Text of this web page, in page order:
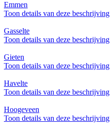
Emmen
Toon details van deze beschrijving
Gasselte
Toon details van deze beschrijving
Gieten
Toon details van deze beschrijving
Havelte
Toon details van deze beschrijving
Hoogeveen
Toon details van deze beschrijving